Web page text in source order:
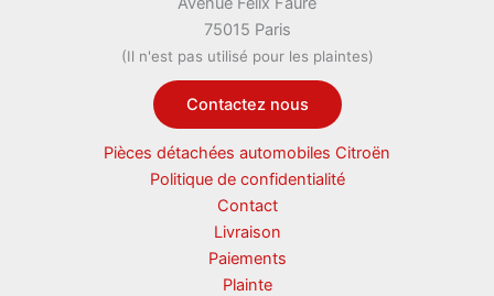
75015 Paris
(Il n'est pas utilisé pour les plaintes)
Contactez nous
Pièces détachées automobiles Citroën
Politique de confidentialité
Contact
Livraison
Paiements
Plainte